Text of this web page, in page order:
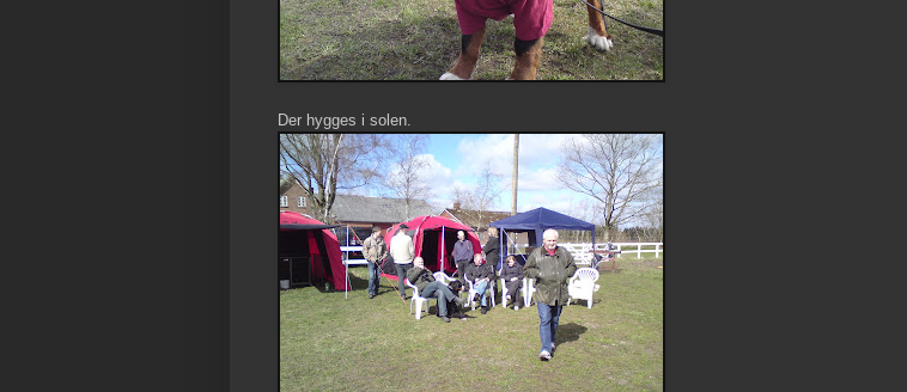
Der hygges i solen.